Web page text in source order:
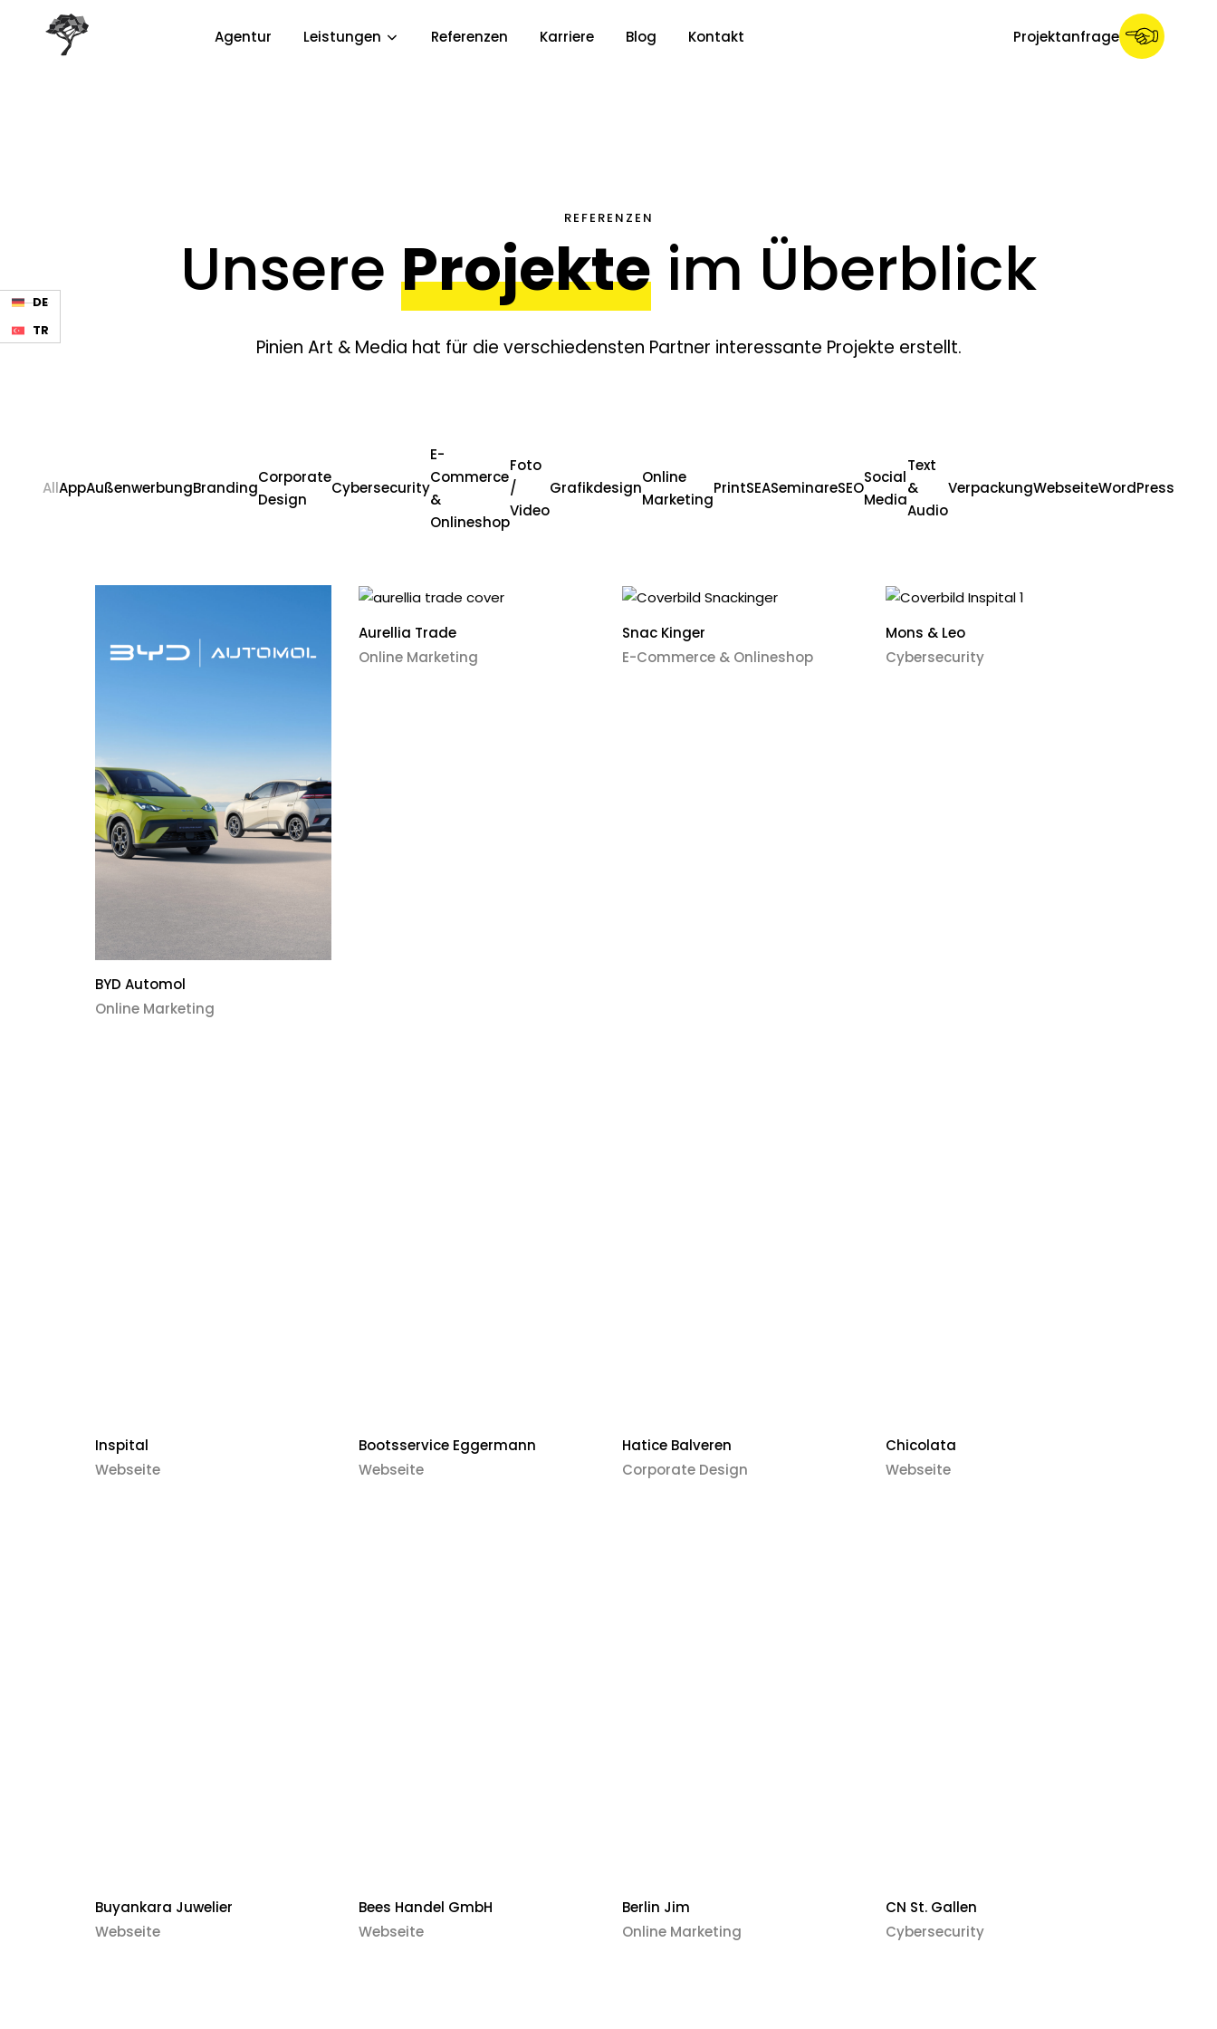
Agentur Leistungen Referenzen Karriere Blog Kontakt Projektanfrage
VE-Mail Telefonnummer
DE
TR
REFERENZEN
Unsere Projekte im Überblick
Pinien Art & Media hat für die verschiedensten Partner interessante Projekte erstellt.
AllAppAußenwerbungBranding
Corporate
Design
Cybersecurity
E-
Commerce
&
Onlineshop
Foto
/
Video
Grafikdesign
Online
Marketing
PrintSEASeminareSEO
Social
Media
Text
&
Audio
VerpackungWebseiteWordPress
BYD Automol
Online Marketing
Aurellia Trade
Online Marketing
Snac Kinger
E-Commerce & Onlineshop
Mons & Leo
Cybersecurity
Inspital
Webseite
Bootsservice Eggermann
Webseite
Hatice Balveren
Corporate Design
Chicolata
Webseite
Buyankara Juwelier
Webseite
Bees Handel GmbH
Webseite
Berlin Jim
Online Marketing
CN St. Gallen
Cybersecurity